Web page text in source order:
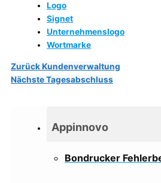
Appinnovo
Bondrucker
Logo
Signet
Unternehmenslogo
Wortmarke
ZurückKundenverwaltung
NächsteTagesabschluss